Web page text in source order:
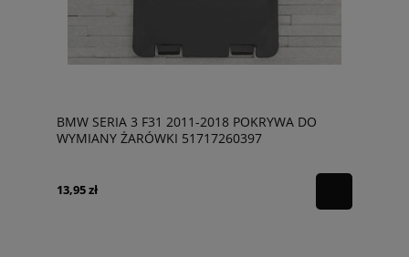
BMW SERIA 3 F31 2011-2018 POKRYWA DO
WYMIANY ŻARÓWKI 51717260397
13,95 zł